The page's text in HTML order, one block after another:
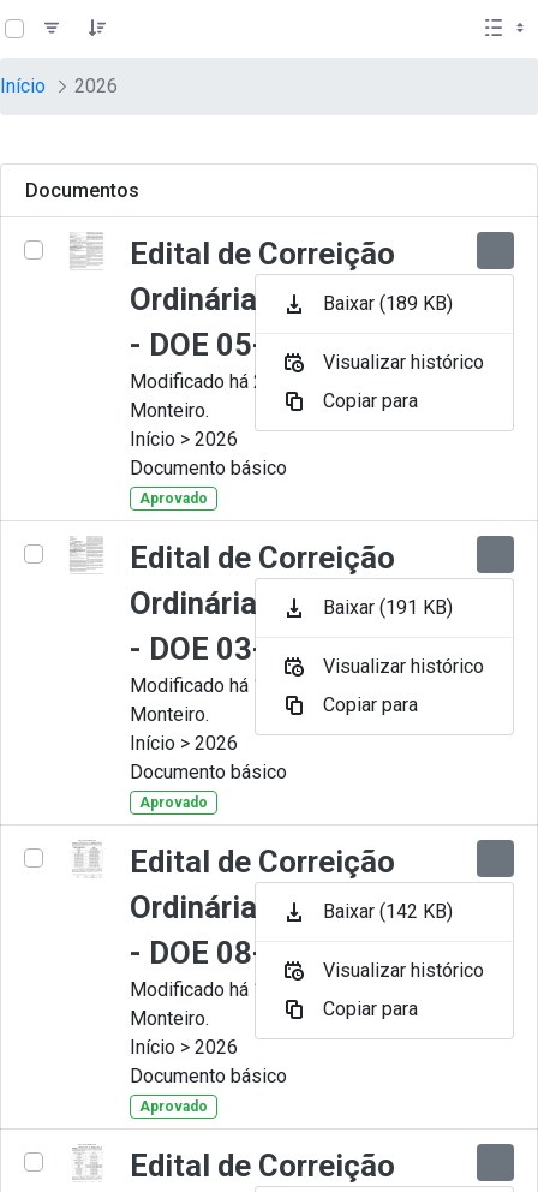
Pular para o Conteúdo principal
teste descricao
Início 2026
Documentos
Edital de Correição
Ordinária nº 009-2026
- DOE 05-08-2026
Modificado há 2 dias por Juliana
Monteiro.
Início > 2026
Documento básico
Aprovado
Edital de Correição
Ordinária nº 008-2026
- DOE 03-07-2026
Modificado há 1 Mês por Juliana
Monteiro.
Início > 2026
Documento básico
Aprovado
Edital de Correição
Ordinária nº 007-2026
- DOE 08-06-2026
Modificado há 1 Mês por Juliana
Monteiro.
Início > 2026
Documento básico
Aprovado
Edital de Correição
Baixar (189 KB)
Visualizar histórico
Copiar para
Baixar (191 KB)
Visualizar histórico
Copiar para
Baixar (142 KB)
Visualizar histórico
Copiar para